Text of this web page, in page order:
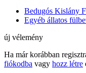
Bedugós Kislány
Egyéb állatos
új vélemény
Ha már korábban
fiókodba vagy hozz létre